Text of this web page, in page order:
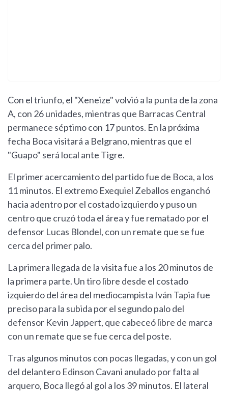
Con el triunfo, el "Xeneize" volvió a la punta de la zona
A, con 26 unidades, mientras que Barracas Central
permanece séptimo con 17 puntos. En la próxima
fecha Boca visitará a Belgrano, mientras que el
"Guapo" será local ante Tigre.
El primer acercamiento del partido fue de Boca, a los
11 minutos. El extremo Exequiel Zeballos enganchó
hacia adentro por el costado izquierdo y puso un
centro que cruzó toda el área y fue rematado por el
defensor Lucas Blondel, con un remate que se fue
cerca del primer palo.
La primera llegada de la visita fue a los 20 minutos de
la primera parte. Un tiro libre desde el costado
izquierdo del área del mediocampista Iván Tapia fue
preciso para la subida por el segundo palo del
defensor Kevin Jappert, que cabeceó libre de marca
con un remate que se fue cerca del poste.
Tras algunos minutos con pocas llegadas, y con un gol
del delantero Edinson Cavani anulado por falta al
arquero, Boca llegó al gol a los 39 minutos. El lateral